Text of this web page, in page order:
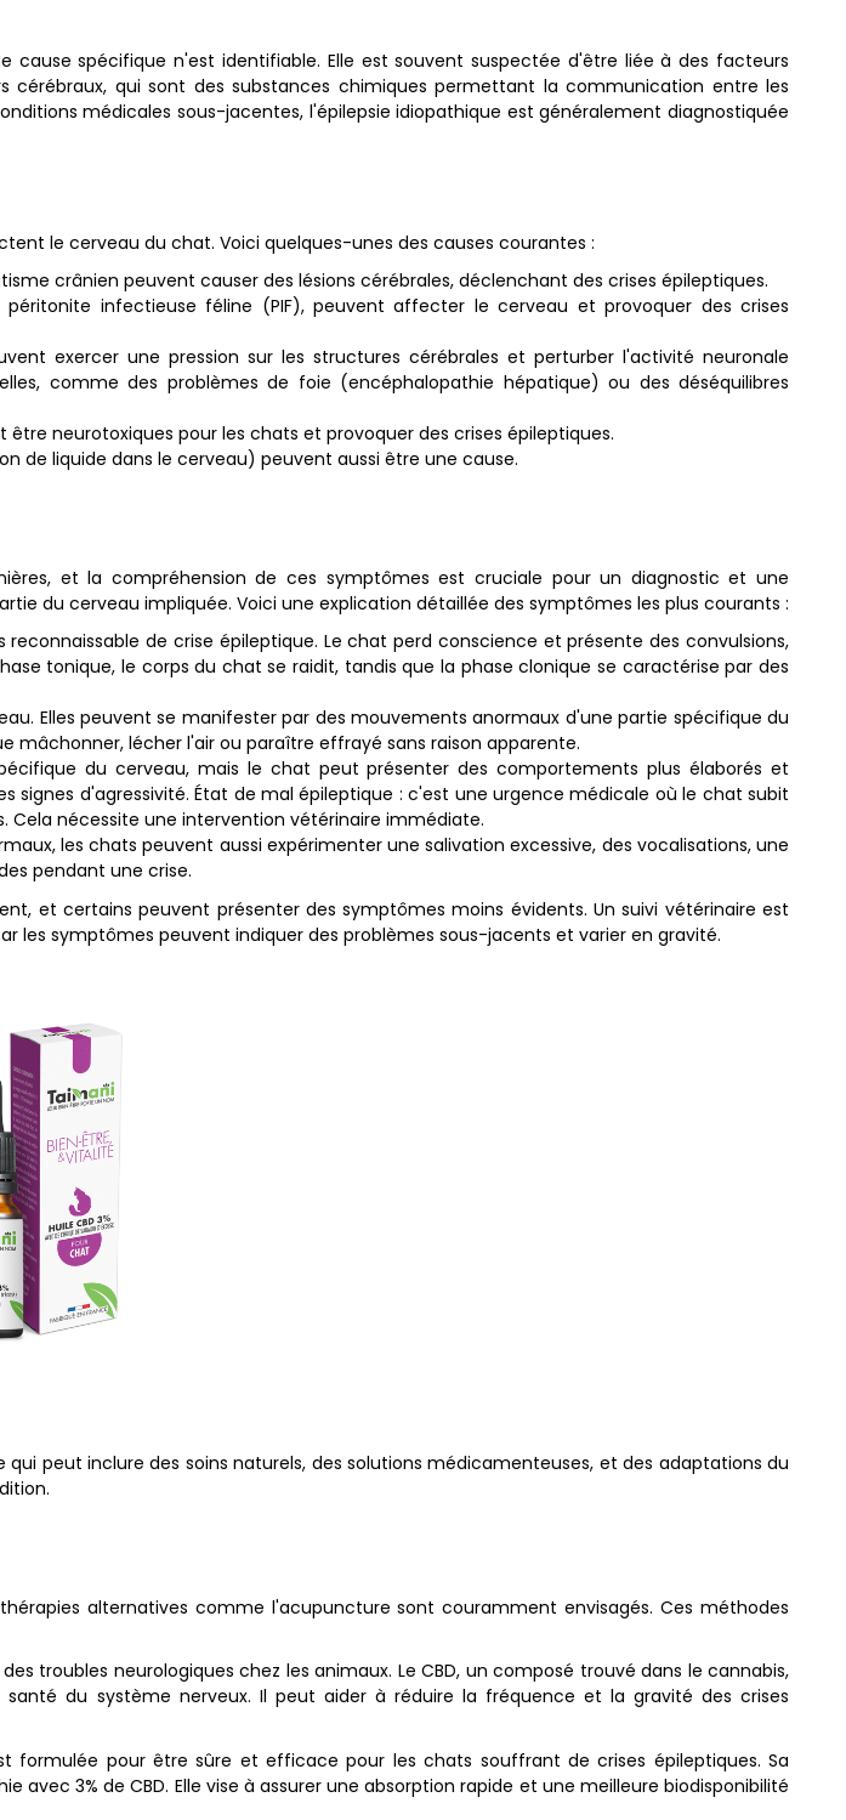
cause spécifique n'est identifiable. Elle est souvent suspectée d'être liée à des facteurs
qui sont des substances chimiques permettant la communication entre les
médicales sous-jacentes, l'épilepsie idiopathique est généralement diagnostiquée
le cerveau du chat. Voici quelques-unes des causes courantes :
crânien peuvent causer des lésions cérébrales, déclenchant des crises épileptiques.
infectieuse féline (PIF), peuvent affecter le cerveau et provoquer des crises
exercer une pression sur les structures cérébrales et perturber l'activité neuronale
comme des problèmes de foie (encéphalopathie hépatique) ou des déséquilibres
neurotoxiques pour les chats et provoquer des crises épileptiques.
de liquide dans le cerveau) peuvent aussi être une cause.
et la compréhension de ces symptômes est cruciale pour un diagnostic et une
du cerveau impliquée. Voici une explication détaillée des symptômes les plus courants :
de crise épileptique. Le chat perd conscience et présente des convulsions,
tonique, le corps du chat se raidit, tandis que la phase clonique se caractérise par des
Elles peuvent se manifester par des mouvements anormaux d'une partie spécifique du
lécher l'air ou paraître effrayé sans raison apparente.
du cerveau, mais le chat peut présenter des comportements plus élaborés et
d'agressivité. État de mal épileptique : c'est une urgence médicale où le chat subit
Cela nécessite une intervention vétérinaire immédiate.
les chats peuvent aussi expérimenter une salivation excessive, des vocalisations, une
pendant une crise.
et certains peuvent présenter des symptômes moins évidents. Un suivi vétérinaire est
les symptômes peuvent indiquer des problèmes sous-jacents et varier en gravité.
peut inclure des soins naturels, des solutions médicamenteuses, et des adaptations du
alternatives comme l'acupuncture sont couramment envisagés. Ces méthodes
troubles neurologiques chez les animaux. Le CBD, un composé trouvé dans le cannabis,
du système nerveux. Il peut aider à réduire la fréquence et la gravité des crises
formulée pour être sûre et efficace pour les chats souffrant de crises épileptiques. Sa
3% de CBD. Elle vise à assurer une absorption rapide et une meilleure biodisponibilité